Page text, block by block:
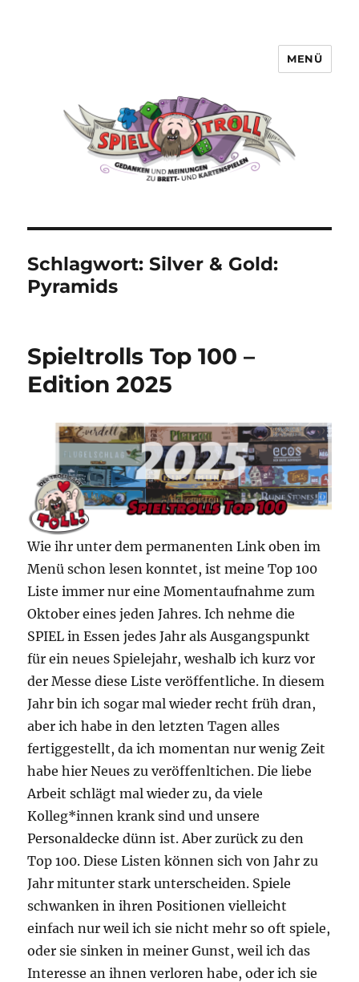
MENÜ
Schlagwort:Silver & Gold:
Pyramids
Spieltrolls Top 100 –
Edition 2025
Wie ihr unter dem permanenten Link oben im
Menü schon lesen konntet, ist meine Top 100
Liste immer nur eine Momentaufnahme zum
Oktober eines jeden Jahres. Ich nehme die
SPIEL in Essen jedes Jahr als Ausgangspunkt
für ein neues Spielejahr, weshalb ich kurz vor
der Messe diese Liste veröffentliche. In diesem
Jahr bin ich sogar mal wieder recht früh dran,
aber ich habe in den letzten Tagen alles
fertiggestellt, da ich momentan nur wenig Zeit
habe hier Neues zu veröffenltichen. Die liebe
Arbeit schlägt mal wieder zu, da viele
Kolleg*innen krank sind und unsere
Personaldecke dünn ist. Aber zurück zu den
Top 100. Diese Listen können sich von Jahr zu
Jahr mitunter stark unterscheiden. Spiele
schwanken in ihren Positionen vielleicht
einfach nur weil ich sie nicht mehr so oft spiele,
oder sie sinken in meiner Gunst, weil ich das
Interesse an ihnen verloren habe, oder ich sie